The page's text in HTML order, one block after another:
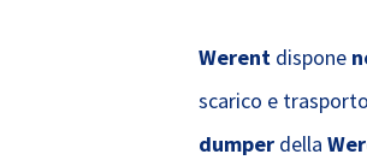
Werent dispone
scarico e
dumperdella